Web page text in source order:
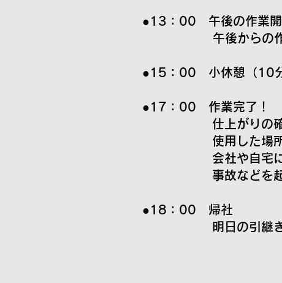
●13：00 午後の作業開
午後からの作業確認
●15：00 小休憩（10分
●17：00 作業完了！
仕上がりの確認をし
使用した場所の清
会社や自宅につくま
事故などを起こさ
●18：00 帰社
明日の引継ぎや社